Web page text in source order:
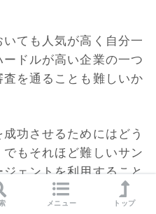
ても人気が高く自分一
ドルが高い企業の一つ
を通ることも難しいか
功させるためにはどう
もそれほど難しいサン
ェントを利用すること
れません。
メニュー トップ